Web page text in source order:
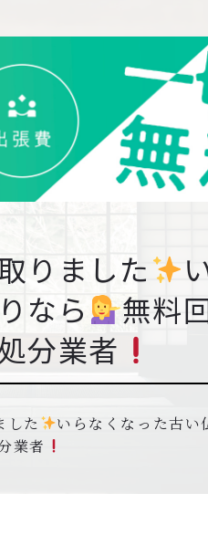
りました
なら
無料
分業者
した
いらなくなった古い
業者